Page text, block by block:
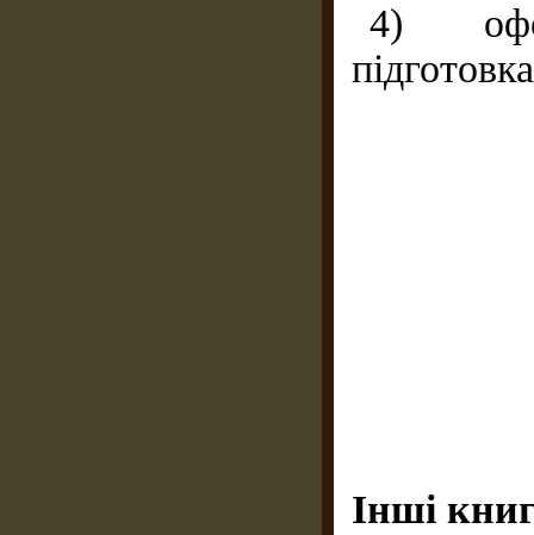
4)
Інші